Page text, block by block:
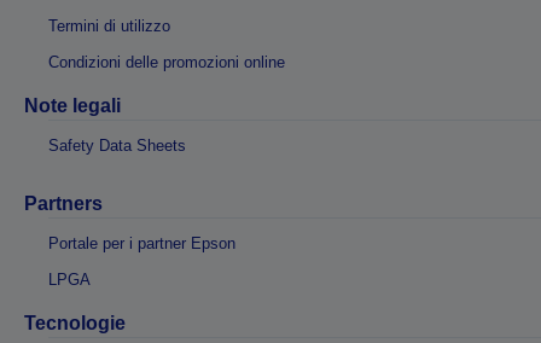
Termini di utilizzo
Condizioni delle promozioni online
Note legali
Safety Data Sheets
Partners
Portale per i partner Epson
LPGA
Tecnologie